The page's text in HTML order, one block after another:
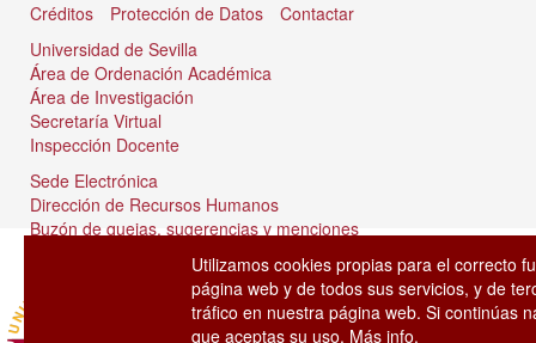
Créditos
Protección de Datos
Contactar
Universidad de Sevilla
Área de Ordenación Académica
Área de Investigación
Secretaría Virtual
Inspección Docente
Sede Electrónica
Dirección de Recursos Humanos
Buzón de quejas, sugerencias y menciones
Utilizamos cookies propias para el correcto
página web y de todos sus servicios, y de
tráfico en nuestra página web. Si continúas
que aceptas su uso. Más info.